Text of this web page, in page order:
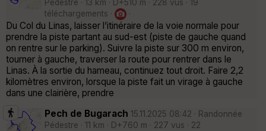
Pédestre · 13 km · D+510 m · 228 vus · 19
téléchargements ·
·
Du Col du Linas, laisser l’itinéraire de la voie normale pour
prendre la piste partant au sud-est (piste de gauche quand
on rentre sur le parking). Suivre la piste sur 300 m environ,
tourner à gauche, traverser la route pour rentrer dans le
Linas. À la sortie du hameau, continuez tout droit. Faire 2,2
kilomètres environ, lorsque la piste fait un virage à gauche
dans une clairière, prendre
Pech de Bugarach 15.11.2025 08:42 · Randonnée
Pédestre · 11 km · D+760 m · 227 vus · 22